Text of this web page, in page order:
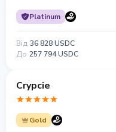
Platinum
Від 36 828 USDC
До 257 794 USDC
Crypcie
Gold